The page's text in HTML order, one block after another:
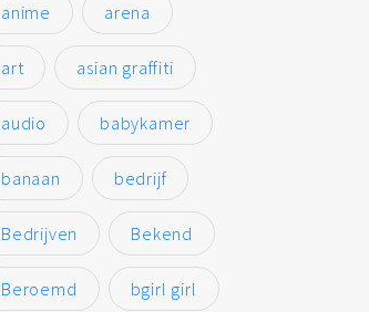
anime arena
art asian graffiti
audio babykamer
banaan bedrijf
Bedrijven Bekend
Beroemd bgirl girl